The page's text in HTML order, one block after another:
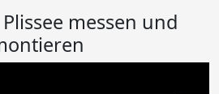
messen und